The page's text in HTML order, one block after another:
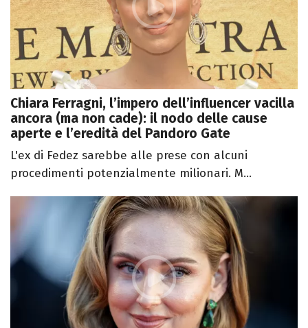
Chiara Ferragni, l’impero dell’influencer vacilla
ancora (ma non cade): il nodo delle cause
aperte e l’eredità del Pandoro Gate
L'ex di Fedez sarebbe alle prese con alcuni
procedimenti potenzialmente milionari. M...